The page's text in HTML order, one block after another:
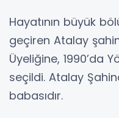
Hayatının büyük
geçiren Atalay
Üyeliğine, 1990’da
seçildi. Atalay
babasıdır.